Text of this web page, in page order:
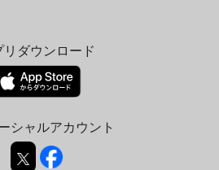
リダウンロード
シャルアカウント